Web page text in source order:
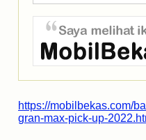
https://mobilbekas.com/
gran-max-pick-up-